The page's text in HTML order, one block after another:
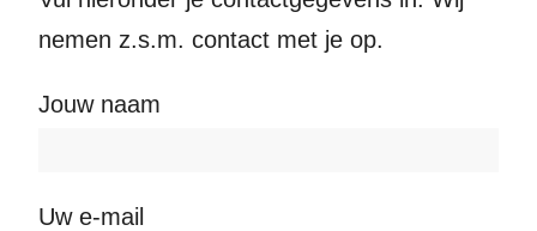
nemen z.s.m. contact met je op.
Jouw naam
Uw e-mail